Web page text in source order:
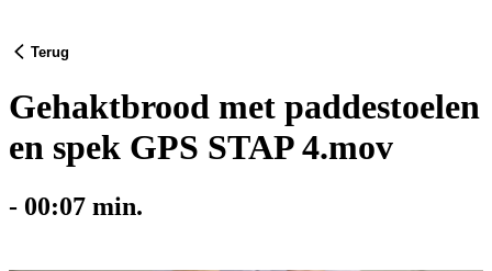
Terug
Gehaktbrood met paddestoelen
en spek GPS STAP 4.mov
- 00:07 min.